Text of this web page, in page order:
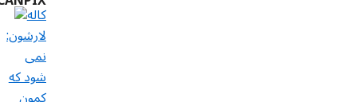
کاله
لارشون:
نمی
شود که